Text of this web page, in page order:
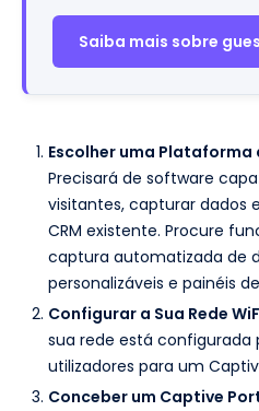
Saiba mais sobre
Escolher uma Plataforma
Precisará de software
visitantes, capturar dados
CRM existente. Procure
captura automatizada de
personalizáveis e painéis
Configurar a Sua Rede
sua rede está configurada
utilizadores para um
Conceber um Captive